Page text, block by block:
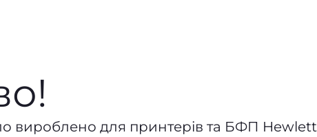
вироблено для принтерів та БФП